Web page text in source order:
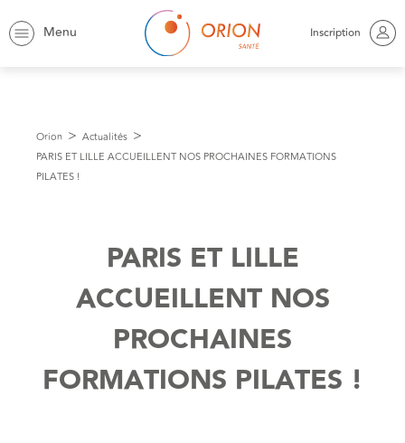
Menu Inscription
Orion
Actualités
PARIS ET LILLE ACCUEILLENT NOS PROCHAINES FORMATIONS
PILATES !
PARIS ET LILLE
ACCUEILLENT NOS
PROCHAINES
FORMATIONS PILATES !